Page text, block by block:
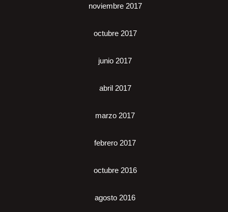
noviembre 2017
octubre 2017
junio 2017
abril 2017
marzo 2017
febrero 2017
octubre 2016
agosto 2016